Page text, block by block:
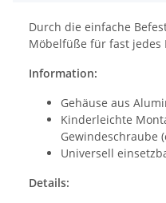
Durch die einfache
Möbelfüße für fast jedes
Information:
Gehäuse aus
Kinderleichte
Gewindeschraube
Universell
Details: